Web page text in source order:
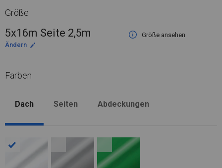
Größe
5x16m Seite 2,5m
Größe ansehen
Ändern
Farben
Dach Seiten Abdeckungen